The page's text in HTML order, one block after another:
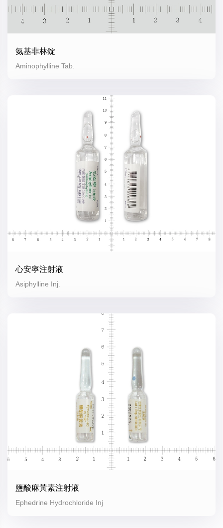
氨基非林錠
Aminophylline Tab.
心安寧注射液
Asiphylline Inj.
鹽酸麻黃素注射液
Ephedrine Hydrochloride Inj